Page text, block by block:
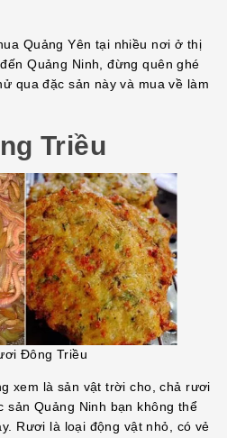
Quảng Yên tại nhiều nơi ở thị
Quảng Ninh, đừng quên ghé
qua đặc sản này và mua về làm
Triều
Đông Triều
xem là sản vật trời cho, chả rươi
sản Quảng Ninh bạn không thể
Rươi là loại động vật nhỏ, có vẻ